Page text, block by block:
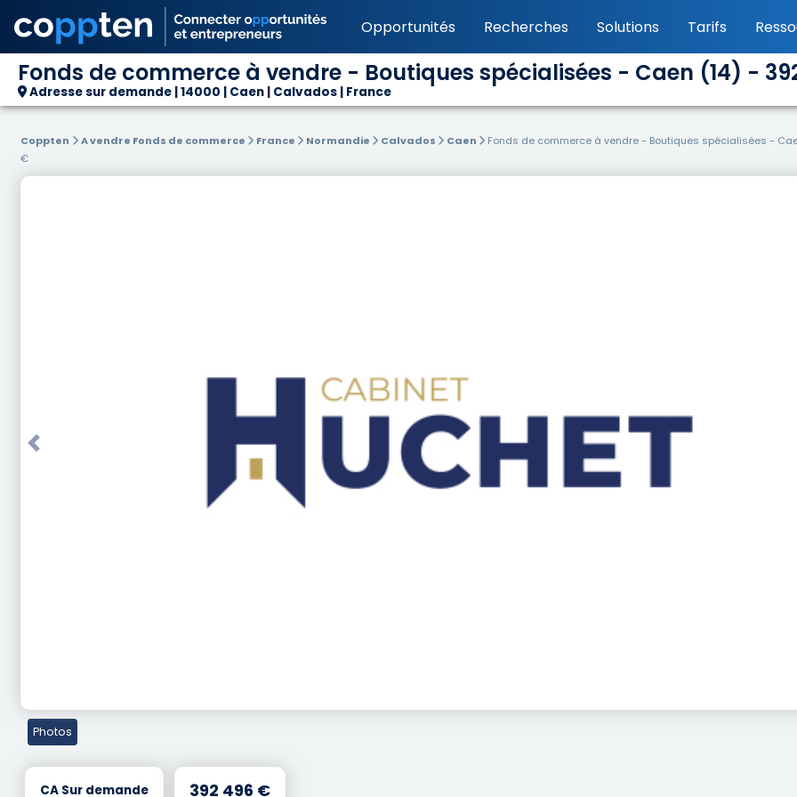
Opportunités Recherches Solutions Tarifs
Fonds de commerce à vendre - Boutiques spécialisées - Caen (14) -
Adresse sur demande | 14000 | Caen | Calvados | France
Coppten A vendre Fonds de commerce France Normandie Calvados Caen
Fonds de commerce à vendre - Boutiques spécialisées -
€
Previous
Photos
CA Sur demande 392 496 €